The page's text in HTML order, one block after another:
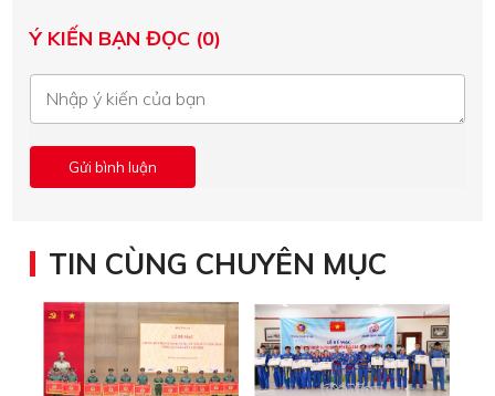
Ý KIẾN BẠN ĐỌC (0)
TIN CÙNG CHUYÊN MỤC